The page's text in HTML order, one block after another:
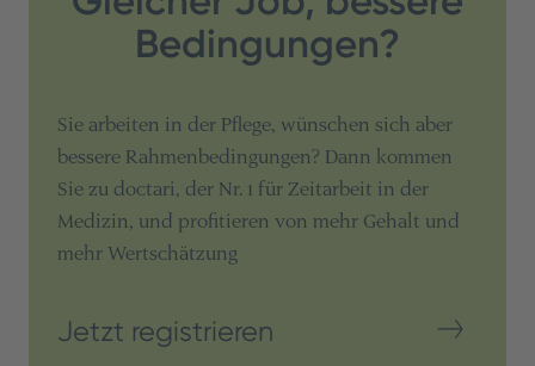
Bedingungen?
Sie arbeiten in der Pflege, wünschen sich aber
bessere Rahmenbedingungen? Dann kommen
Sie zu doctari, der Nr. 1 für Zeitarbeit in der
Medizin, und profitieren von mehr Gehalt und
mehr Wertschätzung
Jetzt registrieren